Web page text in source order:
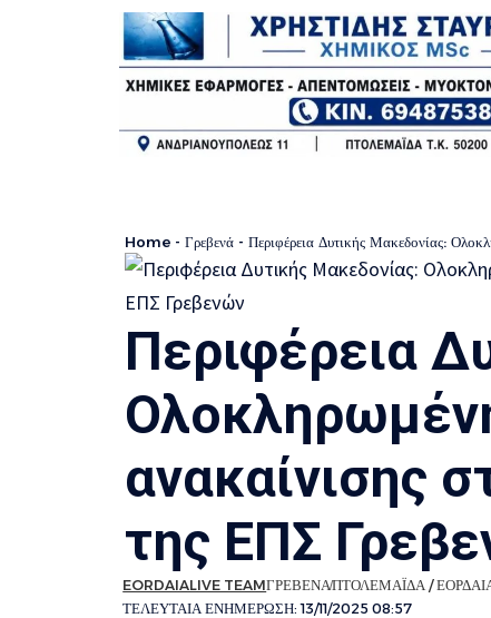
Home - Γρεβενά - Περιφέρεια Δυτικής Μακεδονίας:
Περιφέρεια
ανακαίνισης
της ΕΠΣ
ΤΕΛΕΥΤΑΙΑ ΕΝΗΜΕΡΩΣΗ: 13/11/2025 08:57
EORDAIALIVE TEAMΓΡΕΒΕΝΑΠΤΟΛΕΜΑΪΔΑ /